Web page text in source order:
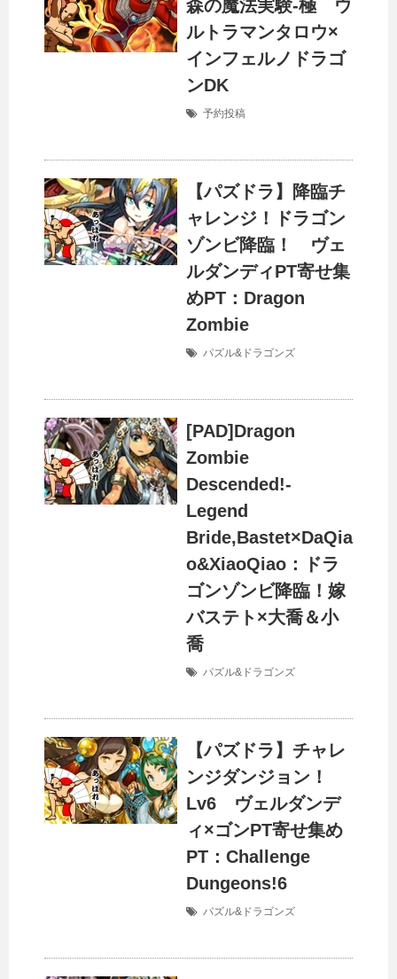
森の魔法実験-極 ウ
ルトラマンタロウ×
インフェルノドラゴ
ンDK
予約投稿
【パズドラ】降臨チ
ャレンジ！ドラゴン
ゾンビ降臨！ ヴェ
ルダンディPT寄せ集
めPT：Dragon
Zombie
パズル&ドラゴンズ
[PAD]Dragon
Zombie
Descended!-
Legend
Bride,Bastet×DaQia
o&XiaoQiao：ドラ
ゴンゾンビ降臨！嫁
バステト×大喬＆小
喬
パズル&ドラゴンズ
【パズドラ】チャレ
ンジダンジョン！
Lv6 ヴェルダンデ
ィ×ゴンPT寄せ集め
PT：Challenge
Dungeons!6
パズル&ドラゴンズ